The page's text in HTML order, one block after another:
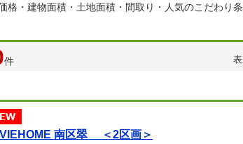
格・建物面積・土地面積・間取り・人気のこだわり
件
南区翠 ＜2区画＞